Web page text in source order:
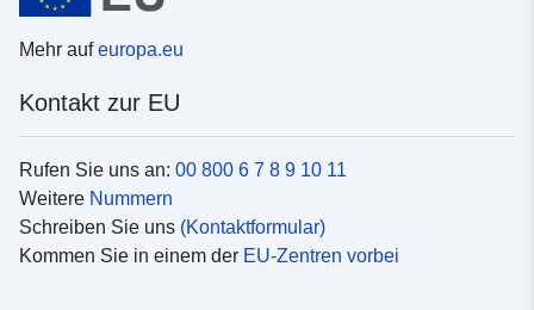
Mehr aufeuropa.eu
Kontakt zur EU
Rufen Sie uns an: 00 800 6 7 8 9 10 11
Weitere Nummern
Schreiben Sie uns (Kontaktformular)
Kommen Sie in einem der EU-Zentren vorbei